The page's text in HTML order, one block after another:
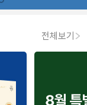
전체보기